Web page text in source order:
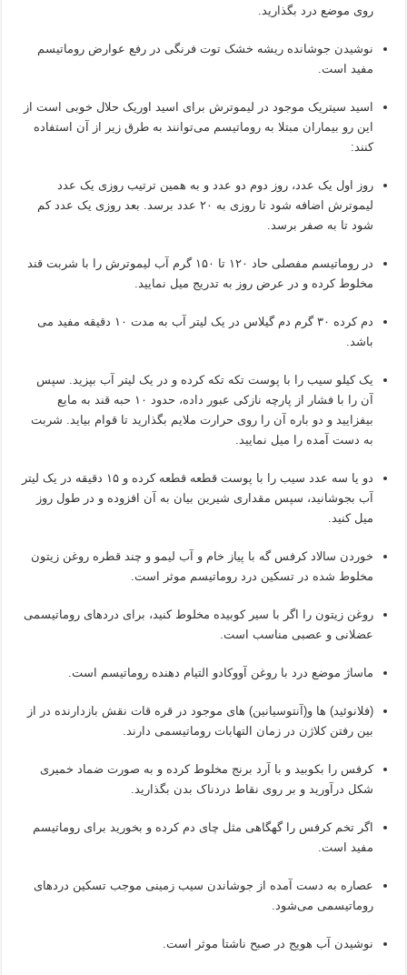
روی موضع درد بگذارید.
نوشیدن جوشانده ریشه خشک توت فرنگی در رفع عوارض روماتیسم
مفید است.
اسید سیتریک موجود در لیموترش برای اسید اوریک حلال خوبی است از
این رو بیماران مبتلا به روماتیسم می‌توانند به طرق زیر از آن استفاده
کنند:
روز اول یک عدد، روز دوم دو عدد و به همین ترتیب روزی یک عدد
لیموترش اضافه شود تا روزی به ۲۰ عدد برسد. بعد روزی یک عدد کم
شود تا به صفر برسد.
در روماتیسم مفصلی حاد ۱۲۰ تا ۱۵۰ گرم آب لیموترش را با شربت قند
مخلوط کرده و در عرض روز به تدریج میل نمایید.
دم کرده ۳۰ گرم دم گیلاس در یک لیتر آب به مدت ۱۰ دقیقه مفید می
باشد.
یک کیلو سیب را با پوست تکه تکه کرده و در یک لیتر آب بپزید. سپس
آن را با فشار از پارچه نازکی عبور داده، حدود ۱۰ حبه قند به مایع
بیفزایید و دو باره آن را روی حرارت ملایم بگذارید تا قوام بیاید. شربت
به دست آمده را میل نمایید.
دو یا سه عدد سیب را با پوست قطعه قطعه کرده و ۱۵ دقیقه در یک لیتر
آب بجوشانید، سپس مقداری شیرین بیان به آن افزوده و در طول روز
میل کنید.
خوردن سالاد کرفس گه با پیاز خام و آب لیمو و چند قطره روغن زیتون
مخلوط شده در تسکین درد روماتیسم موثر است.
روغن زیتون را اگر با سیر کوبیده مخلوط کنید، برای دردهای روماتیسمی
عضلانی و عصبی مناسب است.
ماساژ موضع درد با روغن آووکادو التیام دهنده روماتیسم است.
(فلانوئید) ها و(آنتوسیانین) های موجود در قره قات نقش بازدارنده در از
بین رفتن کلاژن در زمان التهابات روماتیسمی دارند.
کرفس را بکوبید و با آرد برنج مخلوط کرده و به صورت ضماد خمیری
شکل درآورید و بر روی نقاط دردناک بدن بگذارید.
اگر تخم کرفس را گهگاهی مثل چای دم کرده و بخورید برای روماتیسم
مفید است.
عصاره به دست آمده از جوشاندن سیب زمینی موجب تسکین دردهای
روماتیسمی می‌شود.
نوشیدن آب هویج در صبح ناشتا موثر است.